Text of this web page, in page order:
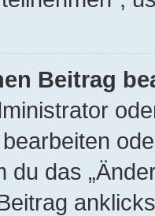
Beitrag
du das